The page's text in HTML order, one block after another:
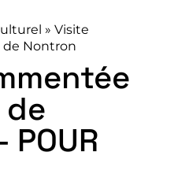
» Visite
Nontron
de